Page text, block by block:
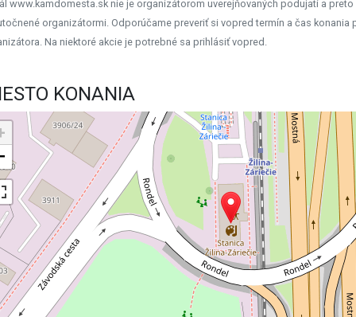
www.kamdomesta.sk nie je organizátorom uverejňovaných podujatí a
organizátormi. Odporúčame preveriť si vopred termín a čas konania
Na niektoré akcie je potrebné sa prihlásiť vopred.
KONANIA